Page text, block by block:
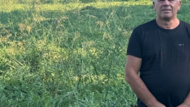
“U fazi planiranja analizirane su
međutim upravo je ova lokacija
dokumentacijom kao
kaže Asanović.